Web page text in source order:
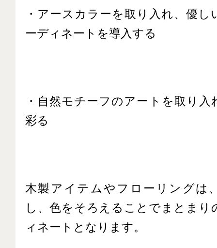
・アースカラーを取り入れ、優し
ーディネートを導入する
・自然モチーフのアートを取り入
彩る
木製アイテムやフローリングは
し、色をそろえることでまとまり
ィネートとなります。